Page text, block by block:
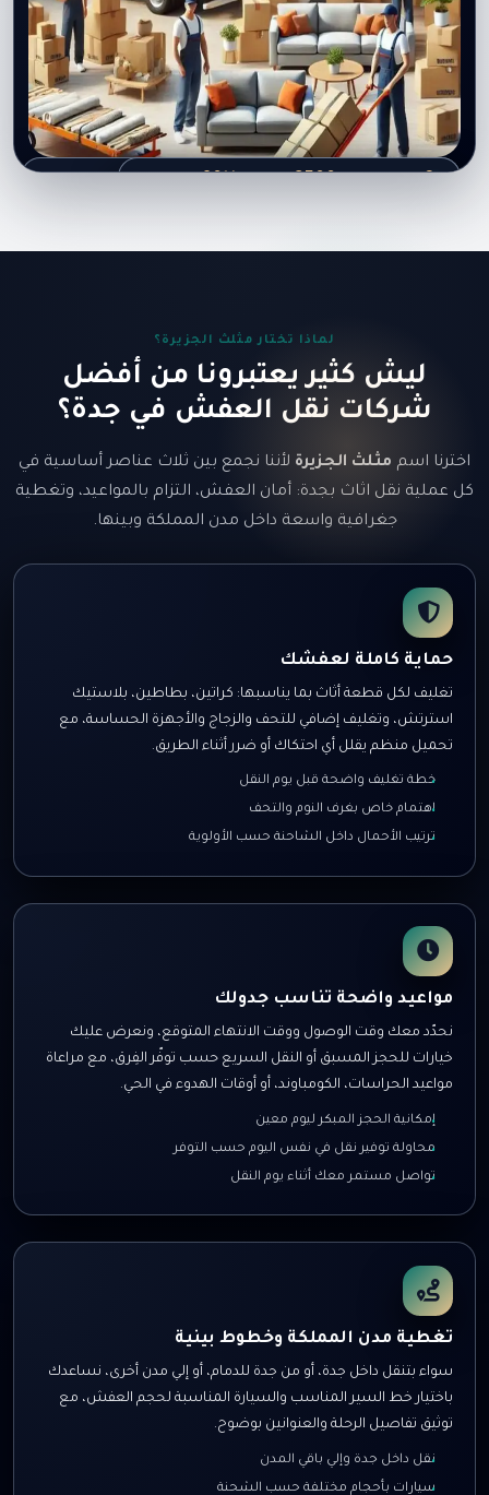
لماذا تختار مثلث الجزيرة؟
ليش كثير يعتبرونا من أفضل
شركات نقل العفش في جدة؟
اخترنا اسم مثلث الجزيرة لأننا نجمع بين ثلاث عناصر أساسية في
كل عملية نقل اثاث بجدة: أمان العفش، التزام بالمواعيد، وتغطية
جغرافية واسعة داخل مدن المملكة وبينها.
حماية كاملة لعفشك
تغليف لكل قطعة أثاث بما يناسبها: كراتين، بطاطين، بلاستيك
استرتش، وتغليف إضافي للتحف والزجاج والأجهزة الحساسة، مع
تحميل منظم يقلل أي احتكاك أو ضرر أثناء الطريق.
خطة تغليف واضحة قبل يوم النقل
اهتمام خاص بغرف النوم والتحف
ترتيب الأحمال داخل الشاحنة حسب الأولوية
مواعيد واضحة تناسب جدولك
نحدّد معك وقت الوصول ووقت الانتهاء المتوقع، ونعرض عليك
خيارات للحجز المسبق أو النقل السريع حسب توفّر الفِرق، مع مراعاة
مواعيد الحراسات، الكومباوند، أو أوقات الهدوء في الحي.
إمكانية الحجز المبكر ليوم معين
محاولة توفير نقل في نفس اليوم حسب التوفر
تواصل مستمر معك أثناء يوم النقل
تغطية مدن المملكة وخطوط بينية
سواء بتنقل داخل جدة، أو من جدة للدمام، أو إلي مدن أخرى، نساعدك
باختيار خط السير المناسب والسيارة المناسبة لحجم العفش، مع
توثيق تفاصيل الرحلة والعنوانين بوضوح.
نقل داخل جدة وإلي باقي المدن
سيارات بأحجام مختلفة حسب الشحنة